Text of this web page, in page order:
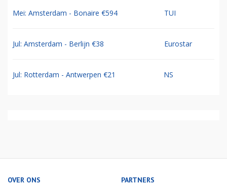
Mei: Amsterdam - Bonaire €594 TUI
Jul: Amsterdam - Berlijn €38 Eurostar
Jul: Rotterdam - Antwerpen €21 NS
OVER ONS PARTNERS